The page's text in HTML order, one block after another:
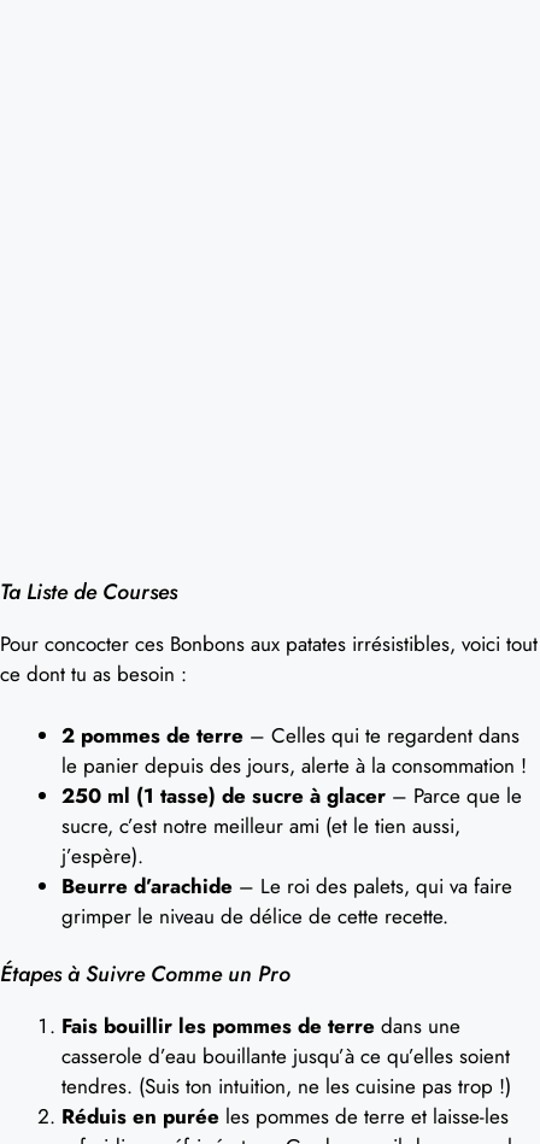
Ta Liste de Courses
Pour concocter ces Bonbons aux patates irrésistibles, voici tout
ce dont tu as besoin :
2 pommes de terre – Celles qui te regardent dans
le panier depuis des jours, alerte à la consommation !
250 ml (1 tasse) de sucre à glacer – Parce que le
sucre, c’est notre meilleur ami (et le tien aussi,
j’espère).
Beurre d’arachide – Le roi des palets, qui va faire
grimper le niveau de délice de cette recette.
Étapes à Suivre Comme un Pro
Fais bouillir les pommes de terre dans une
casserole d’eau bouillante jusqu’à ce qu’elles soient
tendres. (Suis ton intuition, ne les cuisine pas trop !)
Réduis en purée les pommes de terre et laisse-les